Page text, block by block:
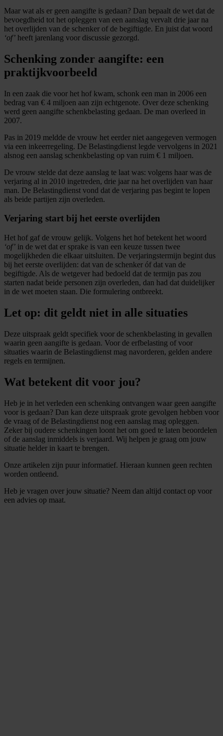
Maar wat als er geen aangifte is gedaan? Dan bepaalt de wet dat de
bevoegdheid tot het opleggen van een aanslag vervalt drie jaar na
het overlijden van de schenker of de begiftigde. En juist dat woord
‘of’ heeft jarenlang voor discussie gezorgd.
Schenking zonder aangifte: een
praktijkvoorbeeld
In een zaak die voor het hof kwam, schonk een man in 2006 een
bedrag van € 4 miljoen aan zijn echtgenote. Over deze schenking
werd geen aangifte schenkbelasting gedaan. De man overleed in
2007.
Pas in 2019 meldde de vrouw het eerder niet aangegeven vermogen
via een inkeerregeling. De Belastingdienst legde vervolgens in 2021
alsnog een aanslag schenkbelasting op van ruim € 1 miljoen.
De vrouw stelde dat deze aanslag te laat was: volgens haar was de
verjaring al in 2010 ingetreden, drie jaar na het overlijden van haar
man. De Belastingdienst vond dat de verjaring pas begint te lopen
als beide partijen zijn overleden.
Verjaring start bij het eerste overlijden
Het hof gaf de vrouw gelijk. Volgens het hof betekent het woord
‘of’ in de wet dat er sprake is van een keuze tussen twee
mogelijkheden die elkaar uitsluiten. De verjaringstermijn begint dus
bij het eerste overlijden: dat van de schenker óf dat van de
begiftigde. Als de wetgever had bedoeld dat de termijn pas zou
starten nadat beide personen zijn overleden, dan had dat duidelijker
in de wet moeten staan. Die formulering ontbreekt.
Let op: dit geldt niet in alle situaties
Deze uitspraak geldt specifiek voor de schenkbelasting in gevallen
waarin geen aangifte is gedaan. Voor de erfbelasting of voor
situaties waarin de Belastingdienst mag navorderen, gelden andere
regels en termijnen.
Wat betekent dit voor jou?
Heb je in het verleden een schenking ontvangen waar geen aangifte
voor is gedaan? Dan kan deze uitspraak grote gevolgen hebben voor
de vraag of de Belastingdienst nog een aanslag mag opleggen.
Zeker bij oudere schenkingen loont het om goed te laten beoordelen
of de aanslag inmiddels is verjaard. Wij helpen je graag om jouw
situatie helder in kaart te brengen.
Onze artikelen zijn puur informatief. Hieraan kunnen geen rechten
worden ontleend.
Heb je vragen over jouw situatie? Neem dan altijd contact op voor
een advies op maat.